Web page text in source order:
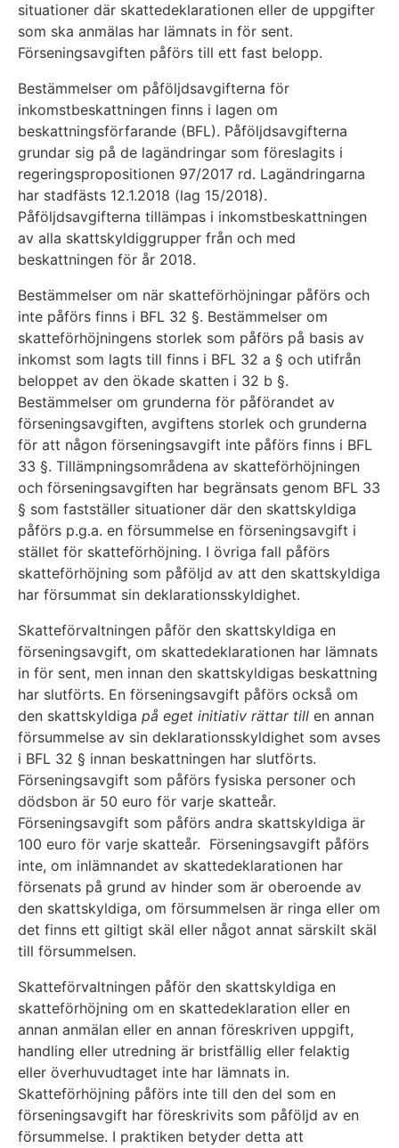
situationer där skattedeklarationen eller de uppgifter
som ska anmälas har lämnats in för sent.
Förseningsavgiften påförs till ett fast belopp.
Bestämmelser om påföljdsavgifterna för
inkomstbeskattningen finns i lagen om
beskattningsförfarande (BFL). Påföljdsavgifterna
grundar sig på de lagändringar som föreslagits i
regeringspropositionen 97/2017 rd. Lagändringarna
har stadfästs 12.1.2018 (lag 15/2018).
Påföljdsavgifterna tillämpas i inkomstbeskattningen
av alla skattskyldiggrupper från och med
beskattningen för år 2018.
Bestämmelser om när skatteförhöjningar påförs och
inte påförs finns i BFL 32 §. Bestämmelser om
skatteförhöjningens storlek som påförs på basis av
inkomst som lagts till finns i BFL 32 a § och utifrån
beloppet av den ökade skatten i 32 b §.
Bestämmelser om grunderna för påförandet av
förseningsavgiften, avgiftens storlek och grunderna
för att någon förseningsavgift inte påförs finns i BFL
33 §. Tillämpningsområdena av skatteförhöjningen
och förseningsavgiften har begränsats genom BFL 33
§ som fastställer situationer där den skattskyldiga
påförs p.g.a. en försummelse en förseningsavgift i
stället för skatteförhöjning. I övriga fall påförs
skatteförhöjning som påföljd av att den skattskyldiga
har försummat sin deklarationsskyldighet.
Skatteförvaltningen påför den skattskyldiga en
förseningsavgift, om skattedeklarationen har lämnats
in för sent, men innan den skattskyldigas beskattning
har slutförts. En förseningsavgift påförs också om
den skattskyldiga på eget initiativ rättar till en annan
försummelse av sin deklarationsskyldighet som avses
i BFL 32 § innan beskattningen har slutförts.
Förseningsavgift som påförs fysiska personer och
dödsbon är 50 euro för varje skatteår.
Förseningsavgift som påförs andra skattskyldiga är
100 euro för varje skatteår. Förseningsavgift påförs
inte, om inlämnandet av skattedeklarationen har
försenats på grund av hinder som är oberoende av
den skattskyldiga, om försummelsen är ringa eller om
det finns ett giltigt skäl eller något annat särskilt skäl
till försummelsen.
Skatteförvaltningen påför den skattskyldiga en
skatteförhöjning om en skattedeklaration eller en
annan anmälan eller en annan föreskriven uppgift,
handling eller utredning är bristfällig eller felaktig
eller överhuvudtaget inte har lämnats in.
Skatteförhöjning påförs inte till den del som en
förseningsavgift har föreskrivits som påföljd av en
försummelse. I praktiken betyder detta att